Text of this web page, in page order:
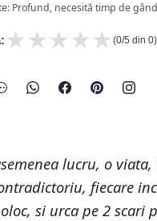
Profund, necesită timp de
★
★
★
★
★ (0/5 din 0)
lucru, o
fiecare
si urca pe 2 scari